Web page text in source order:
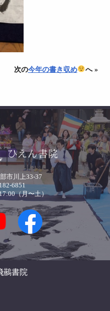
次の今年の書き収め へ »
市川上33-37
6851
（月〜土）
䴏書院